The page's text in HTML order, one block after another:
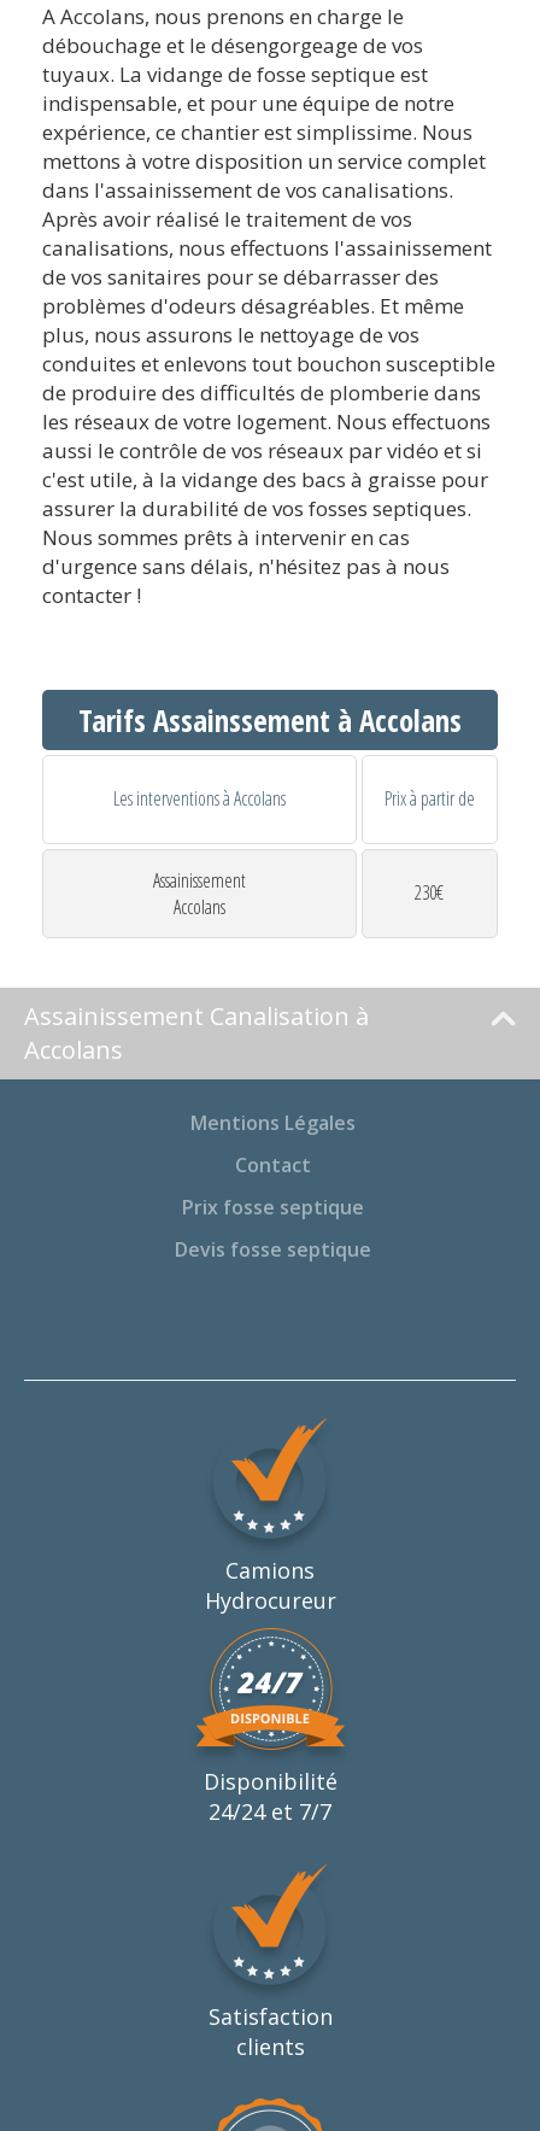
A Accolans, nous prenons en charge le
débouchage et le désengorgeage de vos
tuyaux. La vidange de fosse septique est
indispensable, et pour une équipe de notre
expérience, ce chantier est simplissime. Nous
mettons à votre disposition un service complet
dans l'assainissement de vos canalisations.
Après avoir réalisé le traitement de vos
canalisations, nous effectuons l'assainissement
de vos sanitaires pour se débarrasser des
problèmes d'odeurs désagréables. Et même
plus, nous assurons le nettoyage de vos
conduites et enlevons tout bouchon susceptible
de produire des difficultés de plomberie dans
les réseaux de votre logement. Nous effectuons
aussi le contrôle de vos réseaux par vidéo et si
c'est utile, à la vidange des bacs à graisse pour
assurer la durabilité de vos fosses septiques.
Nous sommes prêts à intervenir en cas
d'urgence sans délais, n'hésitez pas à nous
contacter !
Tarifs Assainssement à Accolans
Les interventions à Accolans Prix à partir de
Assainissement
Accolans
230€
Assainissement Canalisation à
Accolans
Mentions Légales
Contact
Prix fosse septique
Devis fosse septique
Camions
Hydrocureur
Disponibilité
24/24 et 7/7
Satisfaction
clients